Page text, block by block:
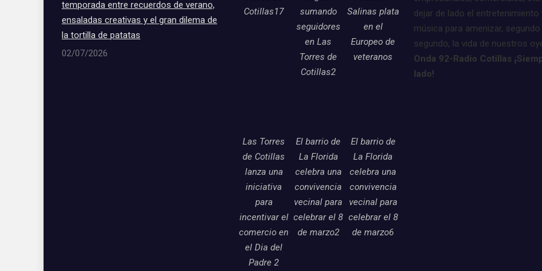
temporada entre recuerdos de verano,
ensaladas creativas y el gran dilema de
la tortilla de patatas
02/07/2026
Cotillas17
sumando
seguidores
en Las
Torres de
Cotillas2
Salinas plata
en el
Europeo de
veteranos
Las Torres
de Cotillas
lanza una
iniciativa
para
incentivar el
comercio en
el Dia del
Padre 2
El barrio de
La Florida
celebra una
convivencia
vecinal para
celebrar el 8
de marzo2
El barrio de
La Florida
celebra una
convivencia
vecinal para
celebrar el 8
de marzo6
dejar de lado el entretenimiento
música para amenizar, segundo
segundo, la vida de nuestros
Onda 92-Radio Cotillas
lado!